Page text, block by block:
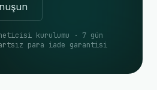
kurulumu · 7 gün
para iade garantisi